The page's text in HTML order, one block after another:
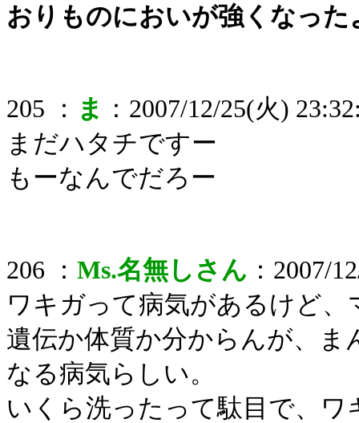
おりものにおいが強くなっ
205 ： ま ：2007/12/25(火)
まだハタチですー
もーなんでだろー
206 ： Ms.名無しさん ：2007/
ワキガって病気があるけど
遺伝か体質か分からんが、
なる病気らしい。
いくら洗ったって駄目で、